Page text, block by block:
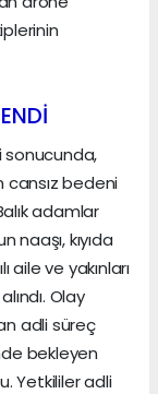
sonucunda,
cansız bedeni
adamlar
naaşı, kıyıda
aile ve yakınları
Olay
adli süreç
bekleyen
Yetkililer adli